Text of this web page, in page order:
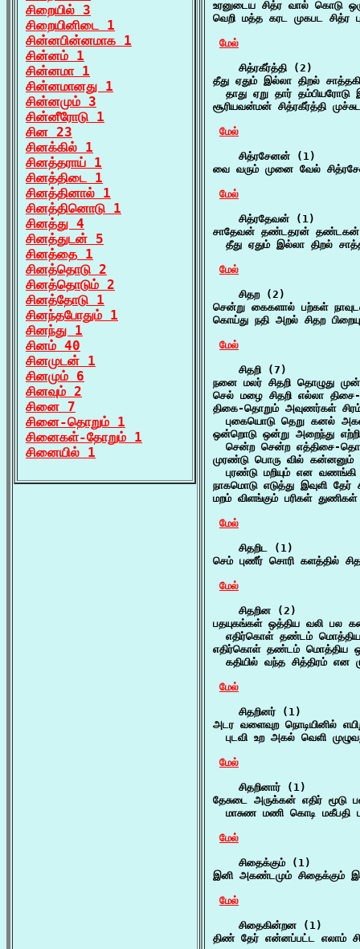
சிறையில் 3
சிறையினிடை 1
சின்னபின்னமாக 1
சின்னம் 1
சின்னமா 1
சின்னமானது 1
சின்னமும் 3
சின்னீரோடு 1
சின 23
சினக்கில் 1
சினத்தராய் 1
சினத்திடை 1
சினத்தினால் 1
சினத்தினொடு 1
சினத்து 4
சினத்துடன் 5
சினத்தை 1
சினத்தொடு 2
சினத்தொடும் 2
சினத்தோடு 1
சினந்தபோதும் 1
சினந்து 1
சினம் 40
சினமுடன் 1
சினமும் 6
சினவும் 2
சினை 7
சினை-தொறும் 1
சினைகள்-தோறும் 1
சினையில் 1
உரனுடைய சித்ர வால் கொடு
வெறி மத்த கரட முகபட
மேல்
    சித்ரகீர்த்தி (2)
தீது ஏதும் இல்லா திறல் சாத்தகி
தாது ஏறு தார்
சூரியவன்மன் சித்ரகீர்த்தி
மேல்
    சித்ரசேனன் (1)
வை வரும் முனை வேல்
மேல்
    சித்ரதேவன் (1)
சாதேவன் தண்டதரன் தண்டகன்
தீது ஏதும் இல்லா திறல்
மேல்
    சிதற (2)
சென்று கைகளால் பற்கள்
கொய்து நதி அறல் சிதற
மேல்
    சிதறி (7)
நனை மலர் சிதறி தொழுது
செல் மழை சிதறி எல்லா
திகை-தொறும் அவுணர்கள் சிரம்
புகையொடு தெறு கனல்
ஒன்றொடு ஒன்று அறைந்து
சென்ற சென்ற எத்திசை-
முரண்டு பொரு வில் கன்னனும்
புரண்டு மறியும் என
நாகமொடு எடுத்து இவுளி தேர்
மறம் விளங்கும் பரிகள்
மேல்
    சிதறிட (1)
செம் புணீர் சொரி களத்தில்
மேல்
    சிதறின (2)
பதயுகங்கள் ஒத்திய வலி பல
எதிர்கொள் தண்டம் மொத்திய
எதிர்கொள் தண்டம் மொத்திய
கதியில் வந்த சித்திரம் என
மேல்
    சிதறினர் (1)
அடர வளைவுற நொடியினில்
புடவி உற அகல் வெளி
மேல்
    சிதறினார் (1)
தேசுடை அருக்கன் எதிர் மூடு
மாசுண மணி கொடி மகீபதி
மேல்
    சிதைக்கும் (1)
இனி அகண்டமும் சிதைக்கும்
மேல்
    சிதைகின்றன (1)
திண் தேர் என்னப்பட்ட எலாம்